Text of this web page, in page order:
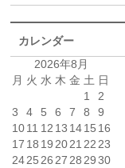
カレンダー
2026年8月
月 火 水 木 金 土 日
1
2
3
4 5 6 7 8
9
1011 12 13 1415 16
17 18 19 2021 22 23
2425 26 27 28 29 30